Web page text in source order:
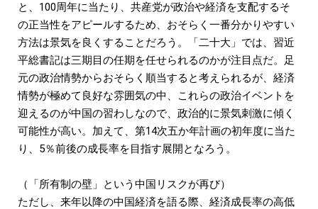
と、100周年に当たり、共産党が政治や経済を支配するそ
の正当性をアピールするため、おそらく一番分かりやすい
方法は景気を良くすることだろう。「二十大」では、習近
平総書記は三期目の任期を任せられるのかが注目点だ。足
元の政治情勢からおそらく順当すると考えられるが、経済
情勢が極めて良好な雰囲気の中、これらの政治イベントを
迎えるのが中国の習わしなので、政治的に景気刺激に傾く
可能性が高い。加えて、第14次五か年計画の初年度に当た
り、5％前後の成長率を目指す展開となろう。
（「所有制の壁」という中国リスクが再び）
ただし、来年以降の中国経済を語る際、経済成長率の高低